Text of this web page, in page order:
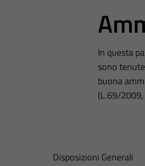
In questa
sono
buona
(L.69/
Disposizioni Generali